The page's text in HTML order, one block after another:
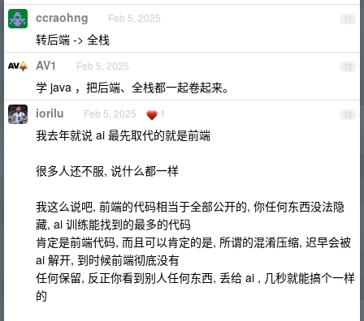
11
ccraohng Feb 5, 2025
转后端 -> 全栈
12
AV1 Feb 5, 2025
学 java ，把后端、全栈都一起卷起来。
13
iorilu Feb 5, 2025 1
我去年就说 ai 最先取代的就是前端
很多人还不服, 说什么都一样
我这么说吧, 前端的代码相当于全部公开的, 你任何东西没法隐
藏, ai 训练能找到的最多的代码
肯定是前端代码, 而且可以肯定的是, 所谓的混淆压缩, 迟早会被
ai 解开, 到时候前端彻底没有
任何保留, 反正你看到别人任何东西, 丢给 ai , 几秒就能搞个一样
的